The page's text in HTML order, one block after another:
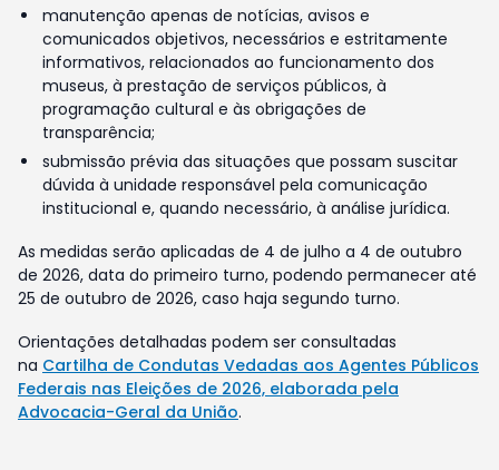
manutenção apenas de notícias, avisos e
comunicados objetivos, necessários e estritamente
informativos, relacionados ao funcionamento dos
museus, à prestação de serviços públicos, à
programação cultural e às obrigações de
transparência;
submissão prévia das situações que possam suscitar
dúvida à unidade responsável pela comunicação
institucional e, quando necessário, à análise jurídica.
As medidas serão aplicadas de 4 de julho a 4 de outubro
de 2026, data do primeiro turno, podendo permanecer até
25 de outubro de 2026, caso haja segundo turno.
Orientações detalhadas podem ser consultadas
na Cartilha de Condutas Vedadas aos Agentes Públicos
Federais nas Eleições de 2026, elaborada pela
Advocacia-Geral da União.